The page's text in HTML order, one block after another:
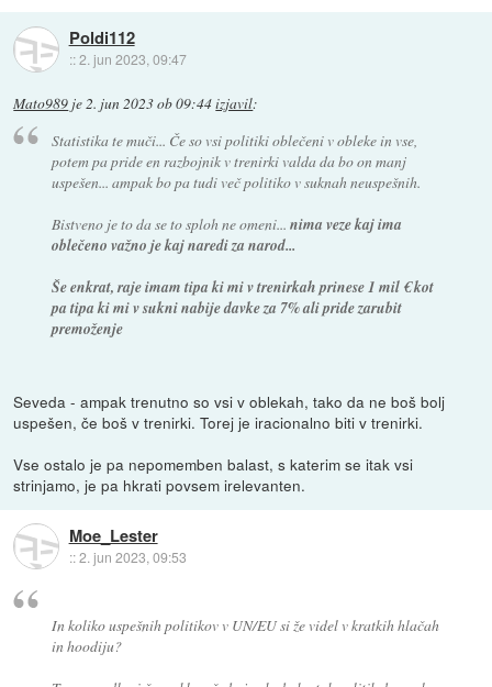
Poldi112
::2. jun 2023, 09:47
Mato989 je2. jun 2023 ob 09:44izjavil:
Statistika te muči... Če so vsi politiki oblečeni v obleke in vse,
potem pa pride en razbojnik v trenirki valda da bo on manj
uspešen... ampak bo pa tudi več politiko v suknah neuspešnih.
Bistveno je to da se to sploh ne omeni... nima veze kaj ima
oblečeno važno je kaj naredi za narod...
Še enkrat, raje imam tipa ki mi v trenirkah prinese 1 mil € kot
pa tipa ki mi v sukni nabije davke za 7% ali pride zarubit
premoženje
Seveda - ampak trenutno so vsi v oblekah, tako da ne boš bolj
uspešen, če boš v trenirki. Torej je iracionalno biti v trenirki.
Vse ostalo je pa nepomemben balast, s katerim se itak vsi
strinjamo, je pa hkrati povsem irelevanten.
Moe_Lester
::2. jun 2023, 09:53
In koliko uspešnih politikov v UN/EU si že videl v kratkih hlačah
in hoodiju?